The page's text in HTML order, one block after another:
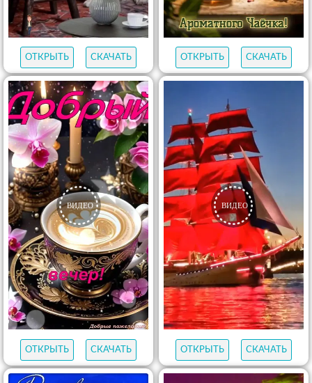
ОТКРЫТЬ СКАЧАТЬ ОТКРЫТЬ СКАЧАТЬ
ОТКРЫТЬ СКАЧАТЬ ОТКРЫТЬ СКАЧАТЬ